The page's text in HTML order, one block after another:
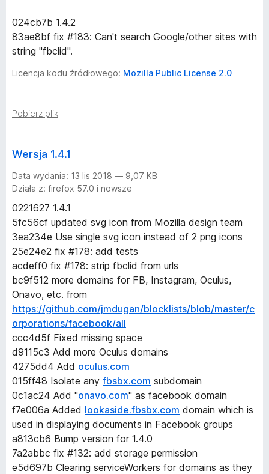
024cb7b 1.4.2
83ae8bf fix #183: Can't search Google/other sites with
string "fbclid".
Licencja kodu źródłowego: Mozilla Public License 2.0
Pobierz plik
Wersja 1.4.1
Data wydania: 13 lis 2018 — 9,07 KB
Działa z: firefox 57.0 i nowsze
0221627 1.4.1
5fc56cf updated svg icon from Mozilla design team
3ea234e Use single svg icon instead of 2 png icons
25e24e2 fix #178: add tests
acdeff0 fix #178: strip fbclid from urls
bc9f512 more domains for FB, Instagram, Oculus,
Onavo, etc. from
https://github.com/jmdugan/blocklists/blob/master/c
orporations/facebook/all
ccc4d5f Fixed missing space
d9115c3 Add more Oculus domains
4275dd4 Add oculus.com
015ff48 Isolate any fbsbx.com subdomain
0c1ac24 Add "onavo.com" as facebook domain
f7e006a Added lookaside.fbsbx.com domain which is
used in displaying documents in Facebook groups
a813cb6 Bump version for 1.4.0
7a2abbc fix #132: add storage permission
e5d697b Clearing serviceWorkers for domains as they